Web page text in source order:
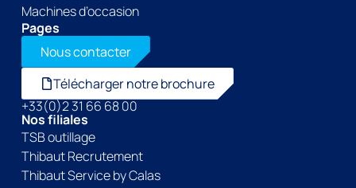
Machines d’occasion
Pages
Nous contacter
Télécharger notre brochure
+33(0)2 31 66 68 00
Nos filiales
TSB outillage
Thibaut Recrutement
Thibaut Service by Calas